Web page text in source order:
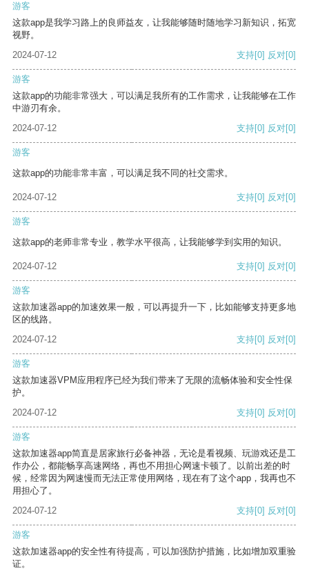
游客
这款app是我学习路上的良师益友，让我能够随时随地学习新知识，拓宽
视野。
2024-07-12
支持[0] 反对[0]
游客
这款app的功能非常强大，可以满足我所有的工作需求，让我能够在工作
中游刃有余。
2024-07-12
支持[0] 反对[0]
游客
这款app的功能非常丰富，可以满足我不同的社交需求。
2024-07-12 支持[0] 反对[0]
游客
这款app的老师非常专业，教学水平很高，让我能够学到实用的知识。
2024-07-12 支持[0] 反对[0]
游客
这款加速器app的加速效果一般，可以再提升一下，比如能够支持更多地
区的线路。
2024-07-12
支持[0] 反对[0]
游客
这款加速器VPM应用程序已经为我们带来了无限的流畅体验和安全性保
护。
2024-07-12
支持[0] 反对[0]
游客
这款加速器app简直是居家旅行必备神器，无论是看视频、玩游戏还是工
作办公，都能畅享高速网络，再也不用担心网速卡顿了。以前出差的时
候，经常因为网速慢而无法正常使用网络，现在有了这个app，我再也不
用担心了。
2024-07-12
支持[0] 反对[0]
游客
这款加速器app的安全性有待提高，可以加强防护措施，比如增加双重验
证。